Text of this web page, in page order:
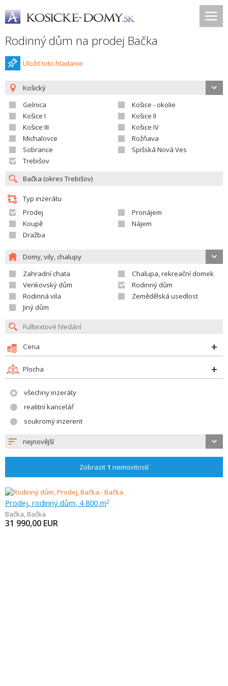
Rodinný dům na prodej Bačka
Uložiť toto hladanie
Košický
Gelnica
Košice - okolie
Košice I
Košice II
Košice III
Košice IV
Michalovce
Rožňava
Sobrance
Spišská Nová Ves
Trebišov
Typ inzerátu
Prodej
Pronájem
Koupě
Nájem
Dražba
Domy, vily, chalupy
Zahradní chata
Chalupa, rekreační domek
Venkovský dům
Rodinný dům
Rodinná vila
Zemědělská usedlost
Jiný dům
Cena
Plocha
všechny inzeráty
realitní kancelář
soukromý inzerent
nejnovější
Zobrazit 1 nemovitostí
Prodej, rodinný dům, 4 800 m2
Bačka, Bačka
31 990,00 EUR